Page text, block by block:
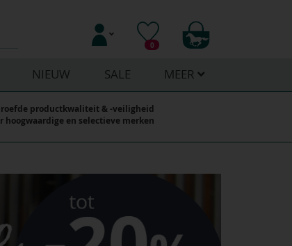
0
NIEUW SALE MEER
productkwaliteit & -veiligheid
hoogwaardige en selectieve merken